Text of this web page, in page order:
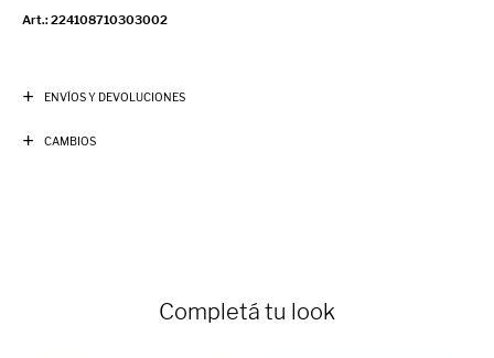
224108710303002
ENVÍOS Y DEVOLUCIONES
CAMBIOS
Completá tu look